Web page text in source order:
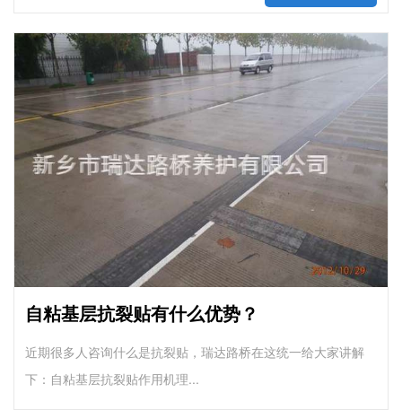
自粘基层抗裂贴有什么优势？
近期很多人咨询什么是抗裂贴，瑞达路桥在这统一给大家讲解
下：自粘基层抗裂贴作用机理...